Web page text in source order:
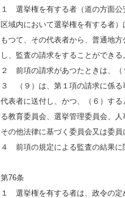
１ 選挙権を有する者（道の方面公
区域内において選挙権を有する者
もつて、その代表者から、普通地
し、監査の請求をすることができる
２ 前項の請求があつたときは、（
３ （９）は、第１項の請求に係る
代表者に送付し、かつ、（６）す
る教育委員会、選挙管理委員会、
その他法律に基づく委員会又は委員
４ 前項の規定による監査の結果に
第76条
１ 選挙権を有する者は、政令の定